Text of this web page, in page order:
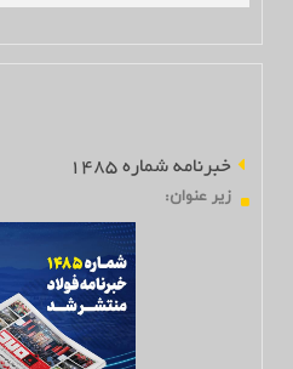
خبرنامه شماره 1485
زير عنوان: